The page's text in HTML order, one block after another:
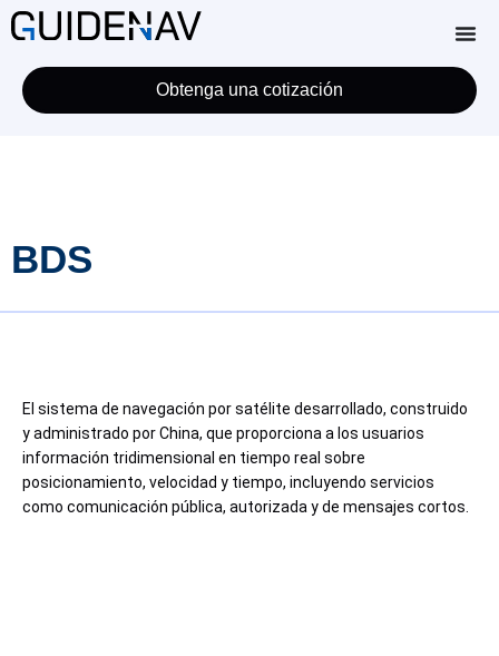
Obtenga una cotización
BDS
El sistema de navegación por satélite desarrollado, construido
y administrado por China, que proporciona a los usuarios
información tridimensional en tiempo real sobre
posicionamiento, velocidad y tiempo, incluyendo servicios
como comunicación pública, autorizada y de mensajes cortos.